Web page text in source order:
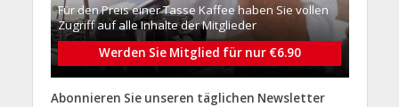
Für den Preis einer Tasse Kaffee haben Sie vollen
Zugriff auf alle Inhalte der Mitglieder
Werden Sie Mitglied für nur €6.90
Abonnieren Sie unseren täglichen Newsletter